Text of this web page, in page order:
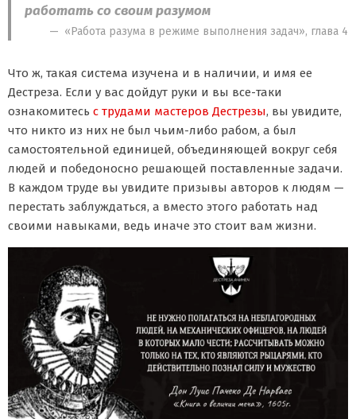
работать со своим разумом
«Работа разума в режиме выполнения задач», глава 4
Что ж, такая система изучена и в наличии, и имя ее
Дестреза. Если у вас дойдут руки и вы все-таки
ознакомитесь с трудами мастеров Дестрезы, вы увидите,
что никто из них не был чьим-либо рабом, а был
самостоятельной единицей, объединяющей вокруг себя
людей и победоносно решающей поставленные задачи.
В каждом труде вы увидите призывы авторов к людям —
перестать заблуждаться, а вместо этого работать над
своими навыками, ведь иначе это стоит вам жизни.